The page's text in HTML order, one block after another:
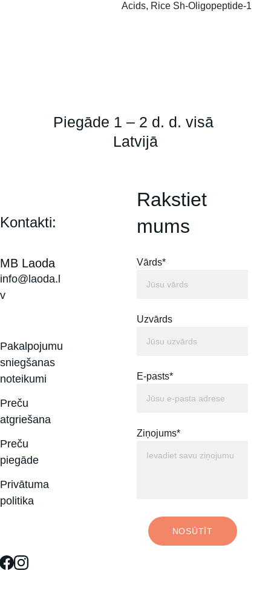
Acids, Rice Sh-Oligopeptide-1
Rakstiet
mums
Vārds*
Uzvārds
E-pasts*
Ziņojums*
NOSŪTĪT
MB Laoda
Kontakti:
info@laoda.l
v
Pakalpojumu
sniegšanas
noteikumi
Preču
atgriešana
Preču
piegāde
Privātuma
politika
Piegāde 1 – 2 d. d. visā
Latvijā